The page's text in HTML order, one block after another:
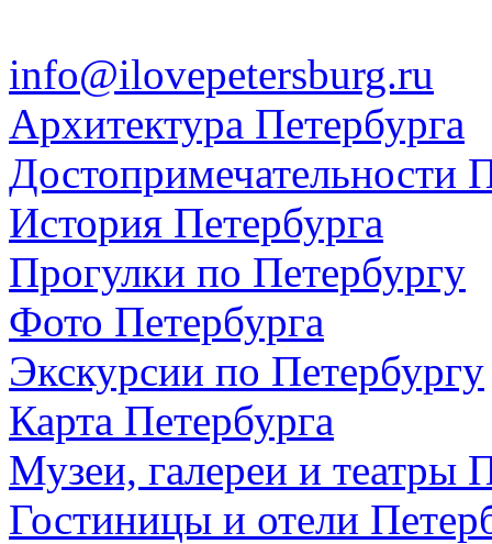
info@ilovepetersburg.ru
Архитектура Петербурга
Достопримечательности
История Петербурга
Прогулки по Петербургу
Фото Петербурга
Экскурсии по Петербургу
Карта Петербурга
Музеи, галереи и театры
Гостиницы и отели